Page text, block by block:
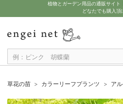
植物とガーデン用品の通販サイ
どなたでも購入頂
草花の苗 カラーリーフプランツ ア